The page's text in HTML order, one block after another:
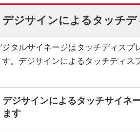
デジサインによるタッチ
ジタルサイネージはタッチディスプ
す。デジサインによるタッチディス
デジサインによるタッチサイネ
ます